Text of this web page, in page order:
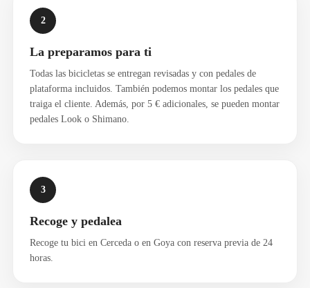
2
La preparamos para ti
Todas las bicicletas se entregan revisadas y con pedales de
plataforma incluidos. También podemos montar los pedales que
traiga el cliente. Además, por 5 € adicionales, se pueden montar
pedales Look o Shimano.
3
Recoge y pedalea
Recoge tu bici en Cerceda o en Goya con reserva previa de 24
horas.